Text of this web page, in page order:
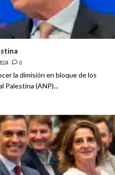
0
la dimisión en bloque de los
Palestina (ANP)...